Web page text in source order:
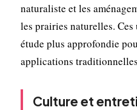
naturaliste et les
les prairies naturelles. Ces
étude plus approfondie
applications
Culture et